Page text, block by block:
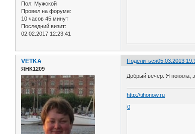
Пол: Мужской
Провел на форуме:
10 часов 45 минут
Последний визит:
02.02.2017 12:23:41
Поделиться05.03.2013
VETKA
ЯНК1209
Добрый вечер. Я поняла,
http://tihonow.ru
0